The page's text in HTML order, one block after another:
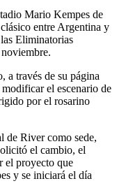
Mario Kempes de
entre Argentina y
Eliminatorias
a través de su página
el escenario de
por el rosarino
de River como sede,
el cambio, el
el proyecto que
y se iniciará el día